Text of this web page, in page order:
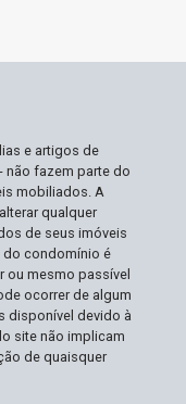
de
este terreno
e artigos de
não fazem parte do
mobiliados. A
qualquer
de seus imóveis
do condomínio é
ou mesmo passível
ocorrer de algum
disponível devido à
site não implicam
de quaisquer